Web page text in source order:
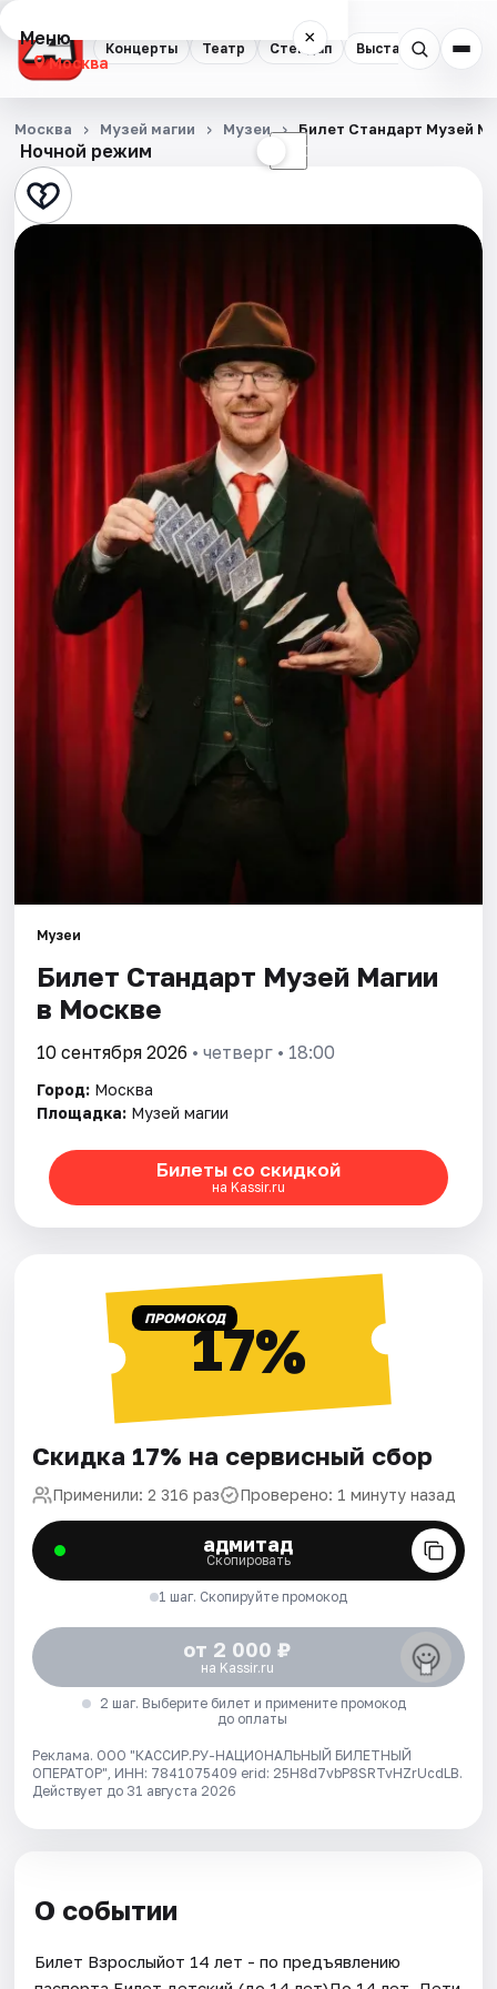
Концерты Театр Стендап Выставки
Меню ×
Москва
Концерты
Театр
Стендап
Города
Ночной режим ☾
Москва Музей магии Музеи Билет Стандарт Музей
Музеи
Билет Стандарт Музей Магии
в Москве
10 сентября 2026 • четверг • 18:00
Город: Москва
Площадка: Музей магии
Билеты со скидкой
на Kassir.ru
ПРОМОКОД17%
Скидка 17% на сервисный сбор
Применили: 2 316 раз Проверено: 1 минуту назад
адмитад
Скопировать
1 шаг. Скопируйте промокод
от 2 000 ₽
на Kassir.ru
2 шаг. Выберите билет и примените промокод
до оплаты
Реклама. ООО "КАССИР.РУ-НАЦИОНАЛЬНЫЙ БИЛЕТНЫЙ
ОПЕРАТОР", ИНН: 7841075409 erid: 25H8d7vbP8SRTvHZrUcdLB.
Действует до 31 августа 2026
О событии
Билет Взрослыйот 14 лет - по предъявлению